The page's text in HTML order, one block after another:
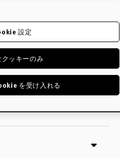
クッキーのみ
を受け入れる
設定